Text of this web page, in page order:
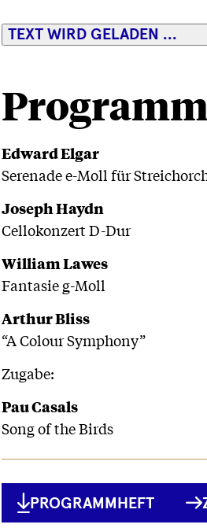
TEXT WIRD GELADEN ...
Edward Elgar
Serenade e-Moll für
Joseph Haydn
Cellokonzert D-Dur
William Lawes
Fantasie g-Moll
Arthur Bliss
“A Colour Symphony”
Zugabe:
Pau Casals
Song of the Birds
PROGRAMMHEFT